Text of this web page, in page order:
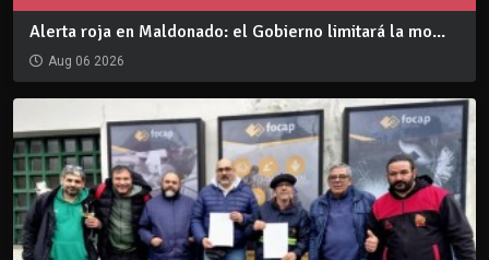
Alerta roja en Maldonado: el Gobierno limitará la mo...
Aug 06 2026